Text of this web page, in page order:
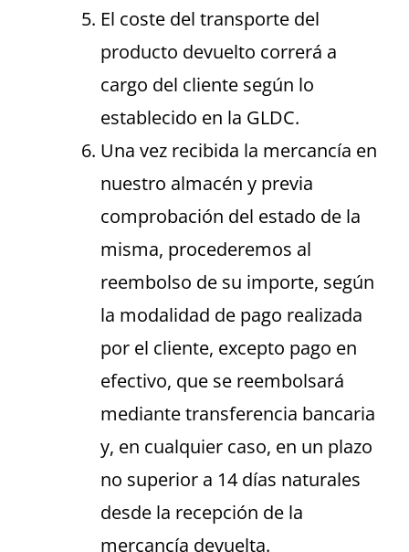
El coste del transporte del
producto devuelto correrá a
cargo del cliente según lo
establecido en la GLDC.
Una vez recibida la mercancía en
nuestro almacén y previa
comprobación del estado de la
misma, procederemos al
reembolso de su importe, según
la modalidad de pago realizada
por el cliente, excepto pago en
efectivo, que se reembolsará
mediante transferencia bancaria
y, en cualquier caso, en un plazo
no superior a 14 días naturales
desde la recepción de la
mercancía devuelta.